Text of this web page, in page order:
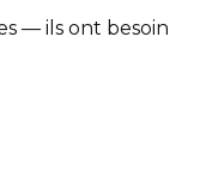
— ils ont besoin